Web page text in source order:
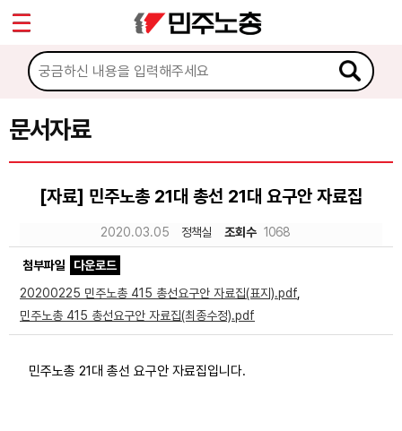
문서자료
[자료] 민주노총 21대 총선 21대 요구안 자료집
2020.03.05 정책실 조회수 1068
첨부파일
다운로드
20200225 민주노총 415 총선요구안 자료집(표지).pdf
민주노총 415 총선요구안 자료집(최종수정).pdf
민주노총 21대 총선 요구안 자료집입니다.
마이페이지
소개
소식
문서자료
이미지자료
미디어자료
카드뉴스
Sketchbook5, 스케치북5
Sketchbook5, 스케치북5